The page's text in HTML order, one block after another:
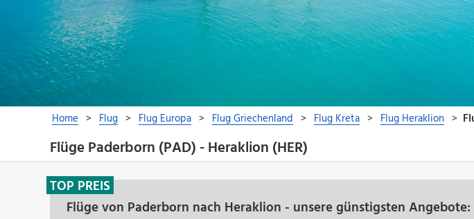
Flüge Paderborn (PAD) - Heraklion (HER)
Flüge von Paderborn nach Heraklion - unsere günstigsten Angebote:
TOP PREIS